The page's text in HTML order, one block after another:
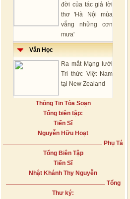
đời của tác giả lời
thơ 'Hà Nội mùa
vắng những cơn
mưa'
Văn Học
Ra mắt Mạng lưới
Tri thức Việt Nam
tại New Zealand
Thông Tin Tòa Soạn
Tổng biên tập:
Tiến Sĩ
Nguyễn Hữu Hoạt
Phụ Tá
Tổng Biên Tập
Tiến Sĩ
Nhật Khánh Thy Nguyễn
Tổng
Thư ký: